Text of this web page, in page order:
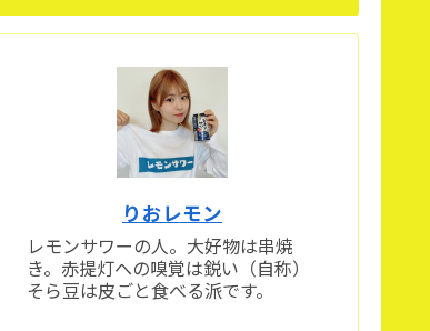
りおレモン
レモンサワーの人。大好物は串焼
き。赤提灯への嗅覚は鋭い（自称）
そら豆は皮ごと食べる派です。